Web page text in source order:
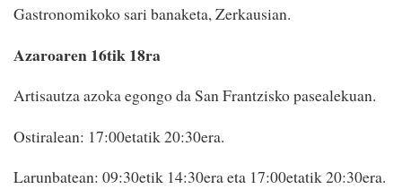
Gastronomikoko sari banaketa, Zerkausian.
Azaroaren 16tik 18ra
Artisautza azoka egongo da San Frantzisko pasealekuan.
Ostiralean: 17:00etatik 20:30era.
Larunbatean: 09:30etik 14:30era eta 17:00etatik 20:30era.